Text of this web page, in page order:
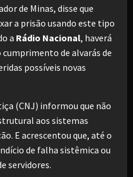
de Minas, disse que
a prisão usando este tipo
a Rádio Nacional, haverá
de alvarás de
possíveis novas
(CNJ) informou que não
aos sistemas
E acrescentou que, até o
de falha sistêmica ou
servidores.